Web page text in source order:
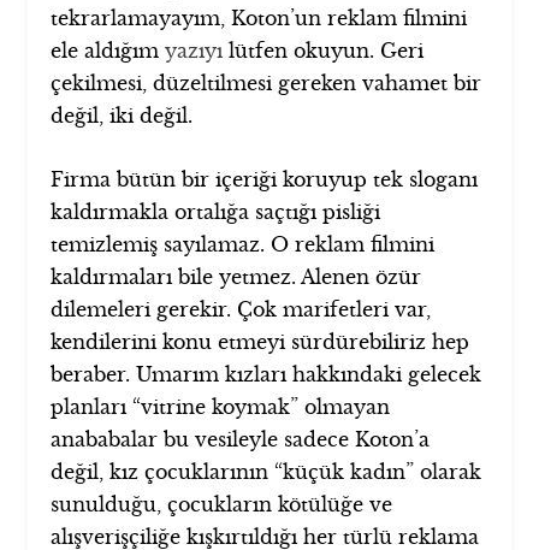
tekrarlamayayım, Koton’un reklam filmini
ele aldığımyazıyılütfen okuyun. Geri
çekilmesi, düzeltilmesi gereken vahamet bir
değil, iki değil.
Firma bütün bir içeriği koruyup tek sloganı
kaldırmakla ortalığa saçtığı pisliği
temizlemiş sayılamaz. O reklam filmini
kaldırmaları bile yetmez. Alenen özür
dilemeleri gerekir. Çok marifetleri var,
kendilerini konu etmeyi sürdürebiliriz hep
beraber. Umarım kızları hakkındaki gelecek
planları “vitrine koymak” olmayan
anababalar bu vesileyle sadece Koton’a
değil, kız çocuklarının “küçük kadın” olarak
sunulduğu, çocukların kötülüğe ve
alışverişçiliğe kışkırtıldığı her türlü reklama